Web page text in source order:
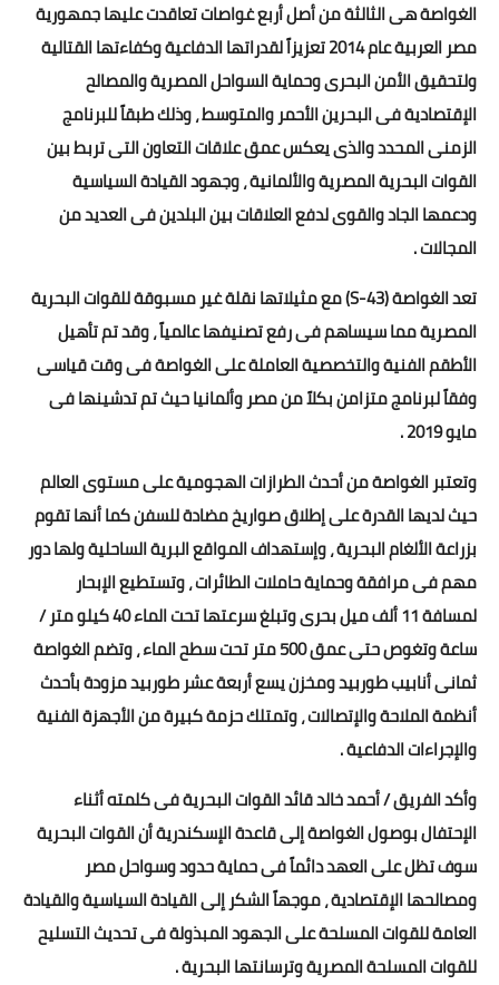
أخبار الفن
صحة
البوابة التعليمية
المزيد
المرأة والطفل
حكاية صورة
ثقافة
حوادث
الغواصة هى الثالثة من أصل أربع غواصات تعاقدت عليها جمهورية
مصر العربية عام 2014 تعزيزاً لقدراتها الدفاعية وكفاءتها القتالية
ولتحقيق الأمن البحرى وحماية السواحل المصرية والمصالح
الإقتصادية فى البحرين الأحمر والمتوسط ، وذلك طبقاً للبرنامج
الزمنى المحدد والذى يعكس عمق علاقات التعاون التى تربط بين
القوات البحرية المصرية والألمانية ، وجهود القيادة السياسية
ودعمها الجاد والقوى لدفع العلاقات بين البلدين فى العديد من
المجالات .
تعد الغواصة (S-43) مع مثيلاتها نقلة غير مسبوقة للقوات البحرية
المصرية مما سيساهم فى رفع تصنيفها عالمياً ، وقد تم تأهيل
الأطقم الفنية والتخصصية العاملة على الغواصة فى وقت قياسى
وفقاً لبرنامج متزامن بكلاً من مصر وألمانيا حيث تم تدشينها فى
مايو 2019 .
وتعتبر الغواصة من أحدث الطرازات الهجومية على مستوى العالم
حيث لديها القدرة على إطلاق صواريخ مضادة للسفن كما أنها تقوم
بزراعة الألغام البحرية ، وإستهداف المواقع البرية الساحلية ولها دور
مهم فى مرافقة وحماية حاملات الطائرات ، وتستطيع الإبحار
لمسافة 11 ألف ميل بحرى وتبلغ سرعتها تحت الماء 40 كيلو متر /
ساعة وتغوص حتى عمق 500 متر تحت سطح الماء ، وتضم الغواصة
ثمانى أنابيب طوربيد ومخزن يسع أربعة عشر طوربيد مزودة بأحدث
أنظمة الملاحة والإتصالات ، وتمتلك حزمة كبيرة من الأجهزة الفنية
والإجراءات الدفاعية .
وأكد الفريق / أحمد خالد قائد القوات البحرية فى كلمته أثناء
الإحتفال بوصول الغواصة إلى قاعدة الإسكندرية أن القوات البحرية
سوف تظل على العهد دائماً فى حماية حدود وسواحل مصر
ومصالحها الإقتصادية ، موجهاً الشكر إلى القيادة السياسية والقيادة
العامة للقوات المسلحة على الجهود المبذولة فى تحديث التسليح
للقوات المسلحة المصرية وترسانتها البحرية .